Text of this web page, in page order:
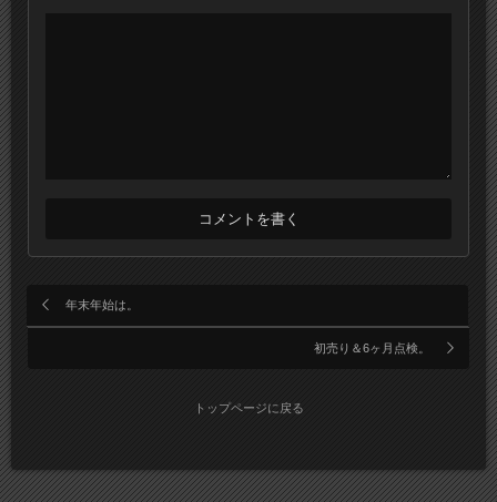
年末年始は。
初売り＆6ヶ月点検。
トップページに戻る